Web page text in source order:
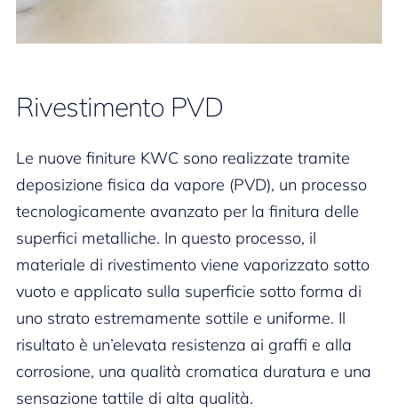
Rivestimento PVD
Le nuove finiture KWC sono realizzate tramite
deposizione fisica da vapore (PVD), un processo
tecnologicamente avanzato per la finitura delle
superfici metalliche. In questo processo, il
materiale di rivestimento viene vaporizzato sotto
vuoto e applicato sulla superficie sotto forma di
uno strato estremamente sottile e uniforme. Il
risultato è un’elevata resistenza ai graffi e alla
corrosione, una qualità cromatica duratura e una
sensazione tattile di alta qualità.